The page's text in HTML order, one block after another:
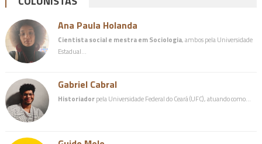
Ana Paula Holanda
Cientista social e mestra em Sociologia, ambos pela Universidade
Estadual…
Gabriel Cabral
Historiadorpela Universidade Federal do Ceará (UFC), atuando como…